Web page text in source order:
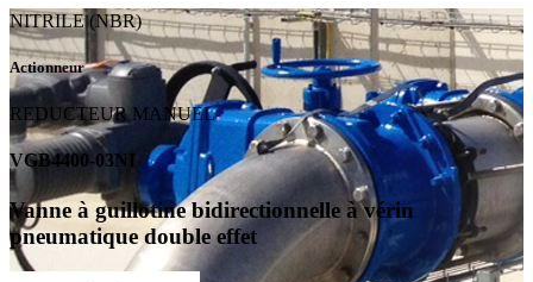
NITRILE (NBR)
Actionneur
REDUCTEUR MANUEL
VGB4400-03NI
Vanne à guillotine bidirectionnelle à vérin
pneumatique double effet